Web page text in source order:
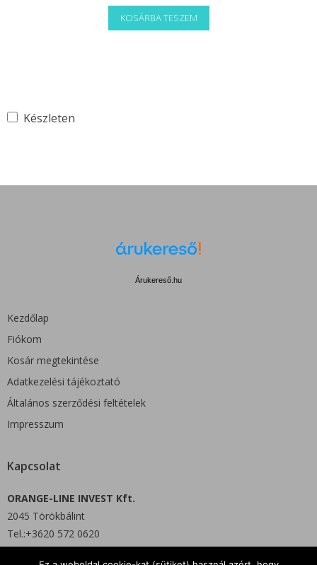
KOSÁRBA TESZEM
Készleten
Árukereső.hu
Kezdőlap
Fiókom
Kosár megtekintése
Adatkezelési tájékoztató
Általános szerződési feltételek
Impresszum
Kapcsolat
ORANGE-LINE INVEST Kft.
2045 Törökbálint
Tel.:+3620 572 0620